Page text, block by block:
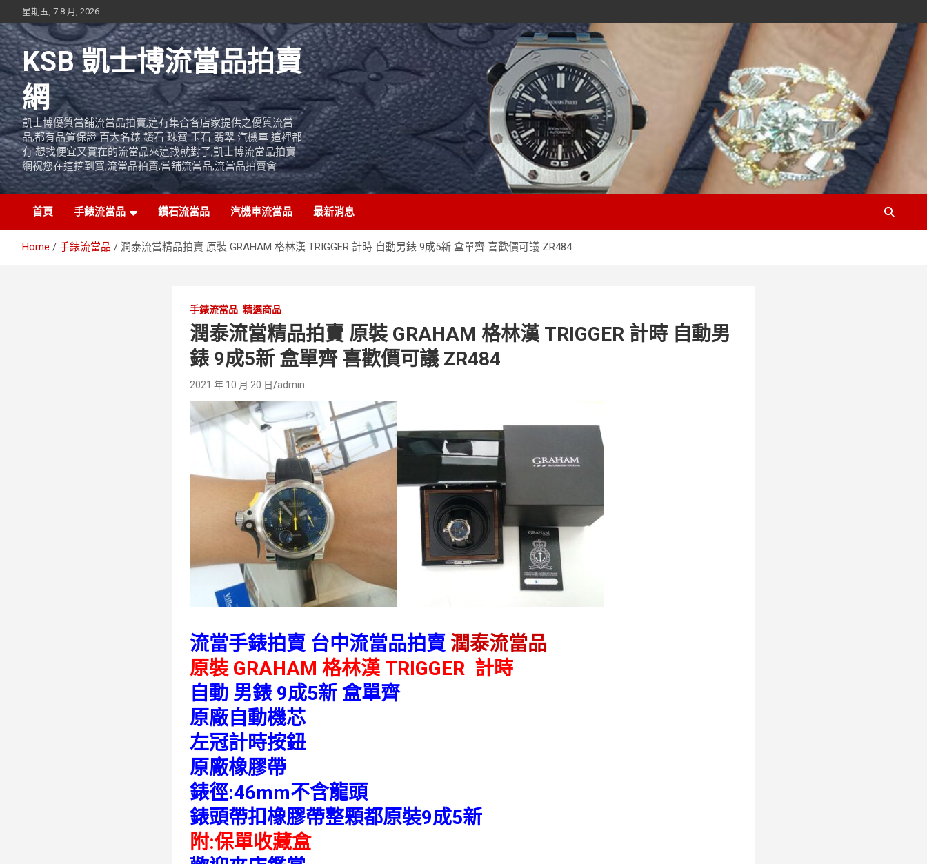
to
content
星期五, 7 8 月, 2026
KSB 凱士博流當品拍賣
網
凱士博優質當舖流當品拍賣,這有集合各店家提供之優質流當
品,都有品質保證 百大名錶 鑽石 珠寶 玉石 翡翠 汽機車 這裡都
有 想找便宜又實在的流當品來這找就對了,凱士博流當品拍賣
網祝您在這挖到寶,流當品拍賣,當舖流當品,流當品拍賣會
首頁 手錶流當品 鑽石流當品 汽機車流當品 最新消息
Home 手錶流當品 潤泰流當精品拍賣 原裝 GRAHAM 格林漢 TRIGGER 計時 自動男錶 9成5新 盒單齊 喜歡價可議 ZR484
手錶流當品 精選商品
潤泰流當精品拍賣 原裝 GRAHAM 格林漢 TRIGGER 計時 自動男
錶 9成5新 盒單齊 喜歡價可議 ZR484
2021 年 10 月 20 日 admin
流當手錶拍賣 台中流當品拍賣 潤泰流當品
原裝 GRAHAM 格林漢 TRIGGER 計時
自動 男錶 9成5新 盒單齊
原廠自動機芯
左冠計時按鈕
原廠橡膠帶
錶徑:46mm不含龍頭
錶頭帶扣橡膠帶整顆都原裝9成5新
附:保單收藏盒